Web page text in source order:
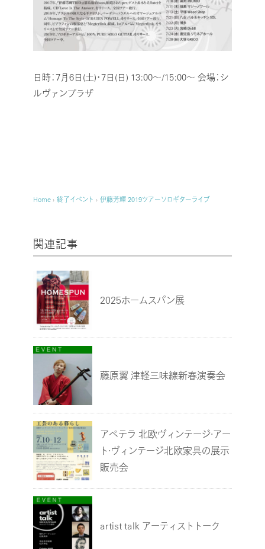
日時：7月6日(土)・7日(日) 13:00～/15:00～ 会場：シ
ルヴァンプラザ
Home › 終了イベント › 伊藤芳輝 2019ツアーソロギターライブ
関連記事
2025ホームスパン展
藤原翼 津軽三味線新春演奏会
アペテラ 北欧ヴィンテージ·アー
ト·ヴィンテージ北欧家具の展示
販売会
artist talk アーティストトーク